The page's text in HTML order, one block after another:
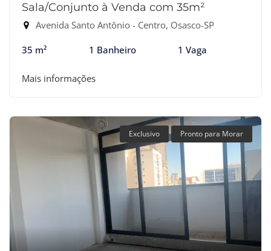
Sala/Conjunto à Venda com 35m²
Avenida Santo Antônio - Centro, Osasco-SP
35 m² 1 Banheiro 1 Vaga
Mais informações
Exclusivo Pronto para Morar